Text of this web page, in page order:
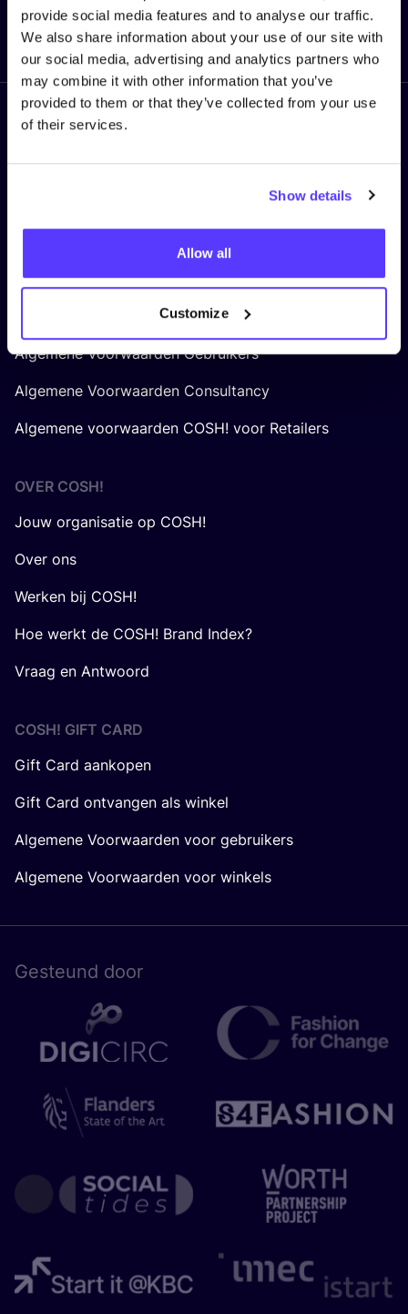
provide social media features and to analyse our traffic.
We also share information about your use of our site with
our social media, advertising and analytics partners who
may combine it with other information that you’ve
provided to them or that they’ve collected from your use
of their services.
Show details
Allow all
Customize
Ik mis niets meer!
Volg ons
Privacy Policy
Algemene Voorwaarden Gebruikers
Algemene Voorwaarden Consultancy
Algemene voorwaarden COSH! voor Retailers
OVER COSH!
Jouw organisatie op COSH!
Over ons
Werken bij COSH!
Hoe werkt de COSH! Brand Index?
Vraag en Antwoord
COSH! GIFT CARD
Gift Card aankopen
Gift Card ontvangen als winkel
Algemene Voorwaarden voor gebruikers
Algemene Voorwaarden voor winkels
Gesteund door